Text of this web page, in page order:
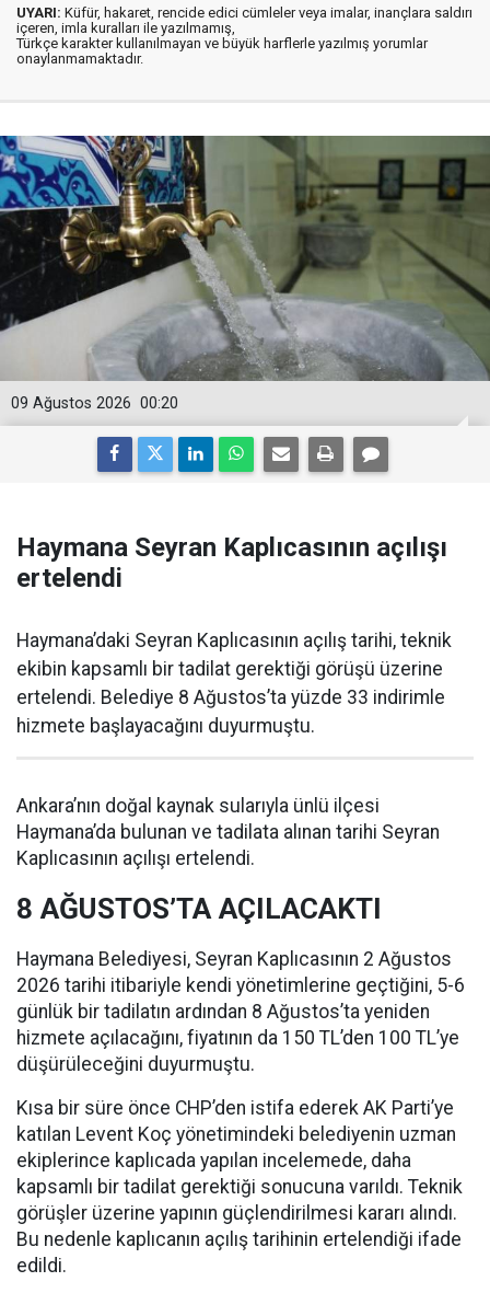
UYARI: Küfür, hakaret, rencide edici cümleler veya imalar, inançlara saldırı
içeren, imla kuralları ile yazılmamış,
Türkçe karakter kullanılmayan ve büyük harflerle yazılmış yorumlar
onaylanmamaktadır.
00:20
09 Ağustos 2026
Haymana Seyran Kaplıcasının açılışı
ertelendi
Haymana’daki Seyran Kaplıcasının açılış tarihi, teknik
ekibin kapsamlı bir tadilat gerektiği görüşü üzerine
ertelendi. Belediye 8 Ağustos’ta yüzde 33 indirimle
hizmete başlayacağını duyurmuştu.
Ankara’nın doğal kaynak sularıyla ünlü ilçesi
Haymana’da bulunan ve tadilata alınan tarihi Seyran
Kaplıcasının açılışı ertelendi.
8 AĞUSTOS’TA AÇILACAKTI
Haymana Belediyesi, Seyran Kaplıcasının 2 Ağustos
2026 tarihi itibariyle kendi yönetimlerine geçtiğini, 5-6
günlük bir tadilatın ardından 8 Ağustos’ta yeniden
hizmete açılacağını, fiyatının da 150 TL’den 100 TL’ye
düşürüleceğini duyurmuştu.
Kısa bir süre önce CHP’den istifa ederek AK Parti’ye
katılan Levent Koç yönetimindeki belediyenin uzman
ekiplerince kaplıcada yapılan incelemede, daha
kapsamlı bir tadilat gerektiği sonucuna varıldı. Teknik
görüşler üzerine yapının güçlendirilmesi kararı alındı.
Bu nedenle kaplıcanın açılış tarihinin ertelendiği ifade
edildi.